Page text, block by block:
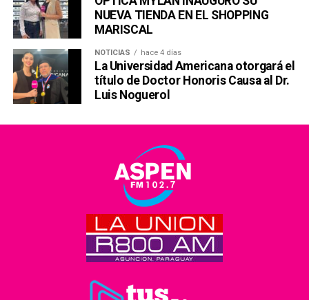
NUEVA TIENDA EN EL SHOPPING
MARISCAL
NOTICIAS hace 4 días
La Universidad Americana otorgará el
título de Doctor Honoris Causa al Dr.
Luis Noguerol